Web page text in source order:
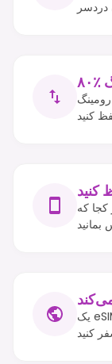
کنید
کجا که
یک eSIM چندین کشور را پوشش می‌دهد تا بدون